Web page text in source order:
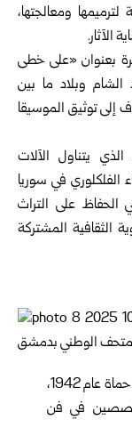
لترميمها ومعالجتها،
الآثار.
بعنوان «على خطى
الشام وبلاد ما بين
إلى توثيق الموسيقا
يتناول الآلات
الفلكلوري في سوريا
الحفاظ على التراث
الثقافية المشتركة
يشار إلى أن الفنان هشام كيلاني من مواليد حماة عام 1942،
في فن